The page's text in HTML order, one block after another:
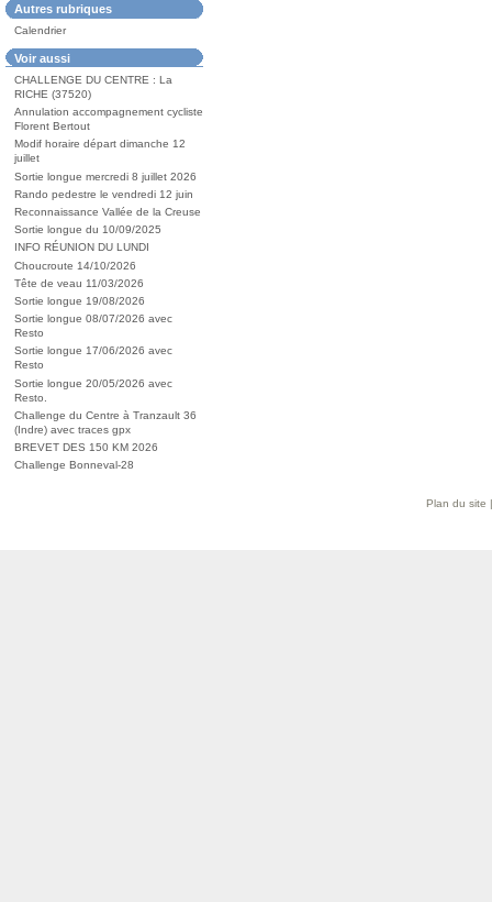
Autres rubriques
Calendrier
Voir aussi
CHALLENGE DU CENTRE : La
RICHE (37520)
Annulation accompagnement cycliste
Florent Bertout
Modif horaire départ dimanche 12
juillet
Sortie longue mercredi 8 juillet 2026
Rando pedestre le vendredi 12 juin
Reconnaissance Vallée de la Creuse
Sortie longue du 10/09/2025
INFO RÉUNION DU LUNDI
Choucroute 14/10/2026
Tête de veau 11/03/2026
Sortie longue 19/08/2026
Sortie longue 08/07/2026 avec
Resto
Sortie longue 17/06/2026 avec
Resto
Sortie longue 20/05/2026 avec
Resto.
Challenge du Centre à Tranzault 36
(Indre) avec traces gpx
BREVET DES 150 KM 2026
Challenge Bonneval-28
Plan du site